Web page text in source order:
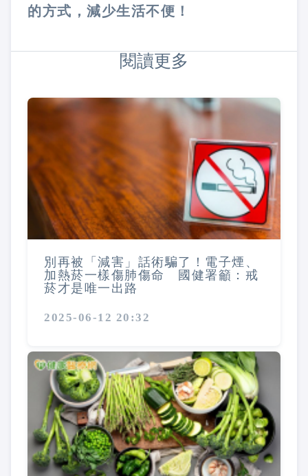
的方式，減少生活不便！
閱讀更多
別再被「減害」話術騙了！電子煙、
加熱菸一樣傷肺傷命 國健署籲：戒
菸才是唯一出路
2025-06-12 20:32